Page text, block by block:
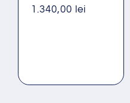
Preț
1.340,00 lei